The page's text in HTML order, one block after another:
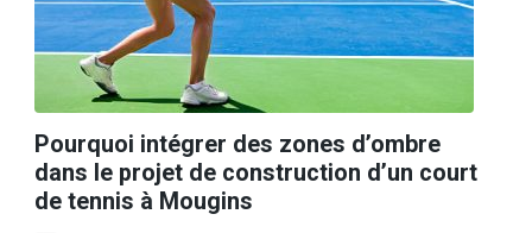
Pourquoi intégrer des zones d’ombre
dans le projet de construction d’un court
de tennis à Mougins